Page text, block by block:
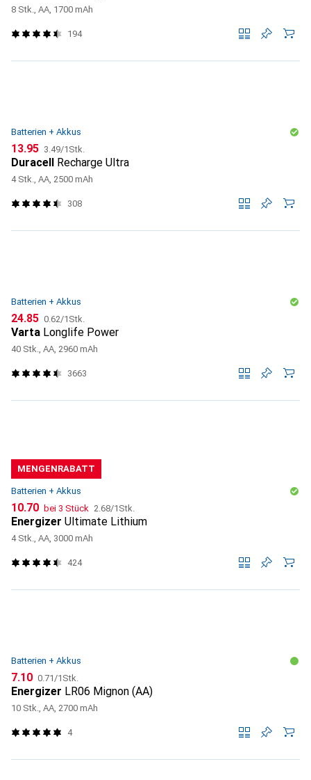
8 Stk., AA, 1700 mAh
194
Batterien + Akkus
CHF
13.95 CHF
3.49/1Stk.
Duracell Recharge Ultra
4 Stk., AA, 2500 mAh
308
Batterien + Akkus
CHF
24.85 CHF
0.62/1Stk.
Varta Longlife Power
40 Stk., AA, 2960 mAh
3663
MENGENRABATT
Batterien + Akkus
CHF
10.70 bei 3 Stück CHF
2.68/1Stk.
Energizer Ultimate Lithium
4 Stk., AA, 3000 mAh
424
Batterien + Akkus
CHF
7.10 CHF
0.71/1Stk.
Energizer LR06 Mignon (AA)
10 Stk., AA, 2700 mAh
4